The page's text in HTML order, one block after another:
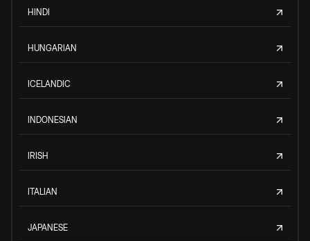
HINDI
HUNGARIAN
ICELANDIC
INDONESIAN
IRISH
ITALIAN
JAPANESE